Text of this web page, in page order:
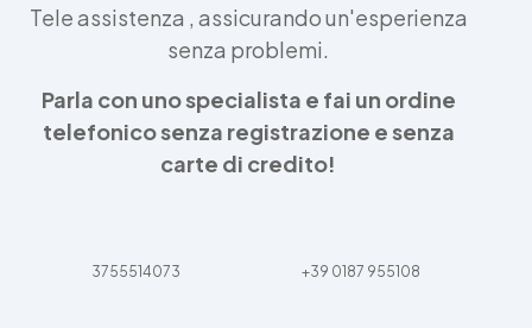
Tele assistenza , assicurando un'esperienza
senza problemi.
Parla con uno specialista e fai un ordine
telefonico senza registrazione e senza
carte di credito!
3755514073 +39 0187 955108